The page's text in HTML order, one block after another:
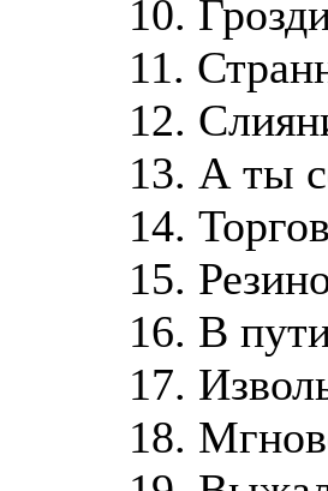
10.
11.
12.
13. А ты
14.
15.
16. В
17.
18.